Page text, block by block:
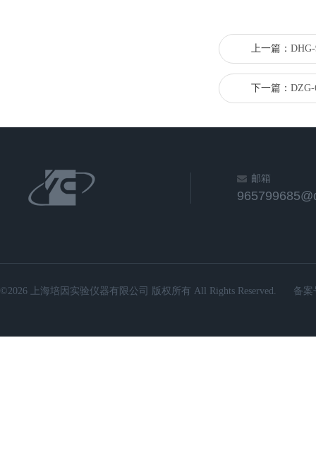
上一篇：
下一篇：
邮箱
©2026 上海培因实验仪器有限公司 版权所有 All Rights Reserved. 备案